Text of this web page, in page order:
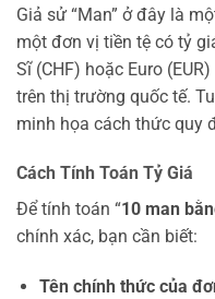
Giả sử “Man” ở đây là
một đơn vị tiền tệ có tỷ
Sĩ (CHF) hoặc Euro
trên thị trường quốc tế.
minh họa cách thức quy
Cách Tính Toán Tỷ Giá
Để tính toán “10 man
chính xác, bạn cần biết:
Tên chính thức của